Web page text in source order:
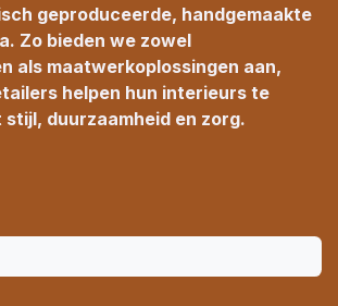
geproduceerde, handgemaakte
Zo bieden we zowel
als maatwerkoplossingen aan,
helpen hun interieurs te
duurzaamheid en zorg.